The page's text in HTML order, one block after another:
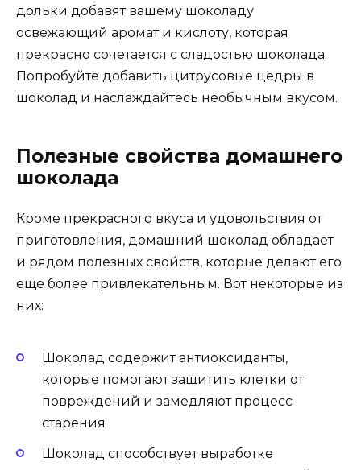
дольки добавят вашему шоколаду
освежающий аромат и кислоту, которая
прекрасно сочетается с сладостью шоколада.
Попробуйте добавить цитрусовые цедры в
шоколад и наслаждайтесь необычным вкусом.
Полезные свойства домашнего
шоколада
Кроме прекрасного вкуса и удовольствия от
приготовления, домашний шоколад обладает
и рядом полезных свойств, которые делают его
еще более привлекательным. Вот некоторые из
них:
Шоколад содержит антиоксиданты,
которые помогают защитить клетки от
повреждений и замедляют процесс
старения
Шоколад способствует выработке